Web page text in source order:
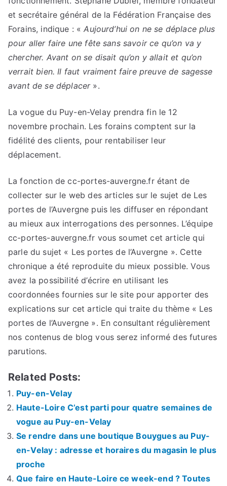
et secrétaire général de la Fédération Française des
Forains, indique : « Aujourd’hui on ne se déplace plus
pour aller faire une fête sans savoir ce qu’on va y
chercher. Avant on se disait qu’on y allait et qu’on
verrait bien. Il faut vraiment faire preuve de sagesse
avant de se déplacer».
La vogue du Puy-en-Velay prendra fin le 12
novembre prochain. Les forains comptent sur la
fidélité des clients, pour rentabiliser leur
déplacement.
La fonction de cc-portes-auvergne.fr étant de
collecter sur le web des articles sur le sujet de Les
portes de l’Auvergne puis les diffuser en répondant
au mieux aux interrogations des personnes. L’équipe
cc-portes-auvergne.fr vous soumet cet article qui
parle du sujet « Les portes de l’Auvergne ». Cette
chronique a été reproduite du mieux possible. Vous
avez la possibilité d’écrire en utilisant les
coordonnées fournies sur le site pour apporter des
explications sur cet article qui traite du thème « Les
portes de l’Auvergne ». En consultant régulièrement
nos contenus de blog vous serez informé des futures
parutions.
Related Posts:
Puy-en-Velay
Haute-Loire C’est parti pour quatre semaines de
vogue au Puy-en-Velay
Se rendre dans une boutique Bouygues au Puy-
en-Velay : adresse et horaires du magasin le plus
proche
Que faire en Haute-Loire ce week-end ? Toutes